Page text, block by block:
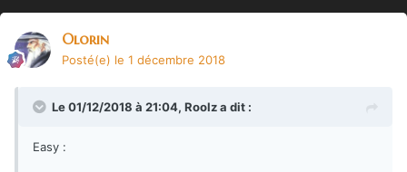
Olorin
Posté(e) le 1 décembre 2018
Le 01/12/2018 à 21:04, Roolza dit :
Easy :